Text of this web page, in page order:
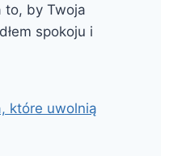
to, by Twoja
spokoju i
które uwolnią